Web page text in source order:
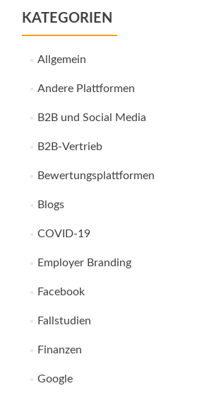
KATEGORIEN
Allgemein
Andere Plattformen
B2B und Social Media
B2B-Vertrieb
Bewertungsplattformen
Blogs
COVID-19
Employer Branding
Facebook
Fallstudien
Finanzen
Google